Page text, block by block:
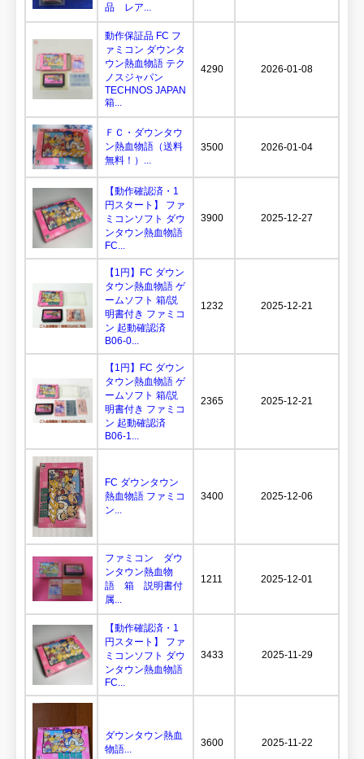
品 レア...
動作保証品 FC フ
ァミコン ダウンタ
ウン熱血物語 テク
ノスジャパン
TECHNOS JAPAN
箱...
4290 2026-01-08
ＦＣ・ダウンタウ
ン熱血物語（送料
無料！）...
3500 2026-01-04
【動作確認済・1
円スタート】 ファ
ミコンソフト ダウ
ンタウン熱血物語
FC...
3900 2025-12-27
【1円】FC ダウン
タウン熱血物語 ゲ
ームソフト 箱/説
明書付き ファミコ
ン 起動確認済
B06-0...
1232 2025-12-21
【1円】FC ダウン
タウン熱血物語 ゲ
ームソフト 箱/説
明書付き ファミコ
ン 起動確認済
B06-1...
2365 2025-12-21
FC ダウンタウン
熱血物語 ファミコ
ン...
3400 2025-12-06
ファミコン ダウ
ンタウン熱血物
語 箱 説明書付
属...
1211 2025-12-01
【動作確認済・1
円スタート】 ファ
ミコンソフト ダウ
ンタウン熱血物語
FC...
3433 2025-11-29
ダウンタウン熱血
物語...
3600 2025-11-22